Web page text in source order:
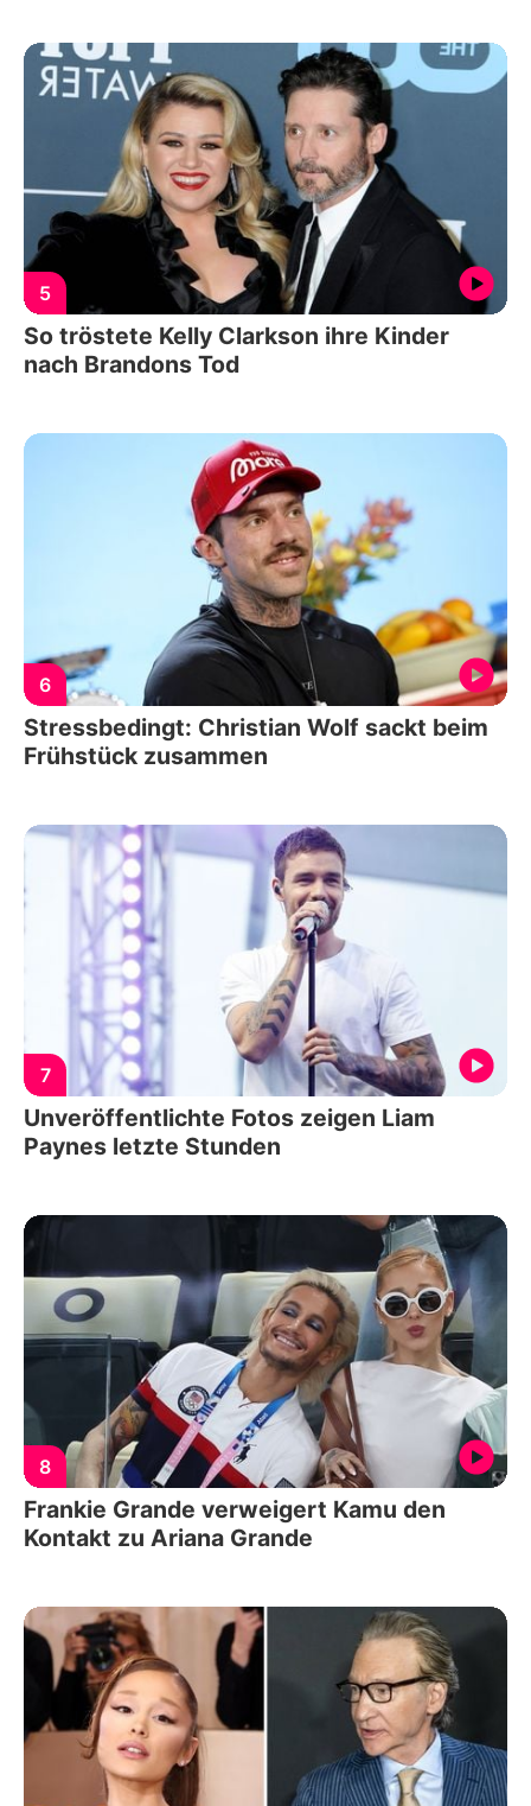
5
So tröstete Kelly Clarkson ihre Kinder
nach Brandons Tod
6
Stressbedingt: Christian Wolf sackt beim
Frühstück zusammen
7
Unveröffentlichte Fotos zeigen Liam
Paynes letzte Stunden
8
Frankie Grande verweigert Kamu den
Kontakt zu Ariana Grande